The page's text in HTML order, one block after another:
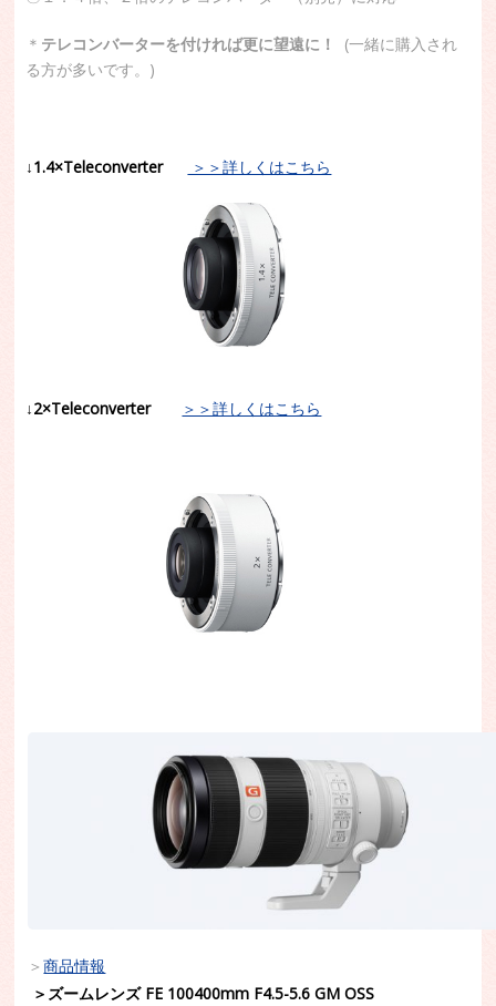
＊ テレコンバーターを付ければ更に望遠に！ (一緒に購入され
る方が多いです。)
↓1.4×Teleconverter ＞＞詳しくはこちら
↓2×Teleconverter ＞＞詳しくはこちら
＞商品情報
＞ズームレンズ FE 100400mm F4.5-5.6 GM OSS